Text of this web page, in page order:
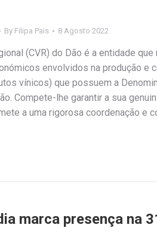
By Filipa Pais 8 Agosto 2022
(CVR) do Dão é a entidade
envolvidos na produção e
vínicos) que possuem a
Compete-lhe garantir a sua
a uma rigorosa coordenação e
marca presença na